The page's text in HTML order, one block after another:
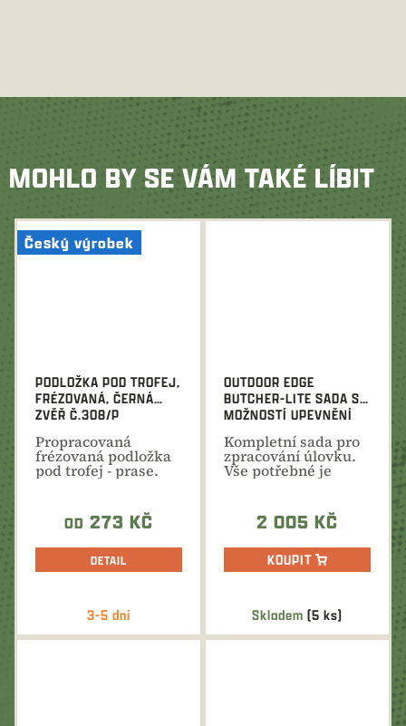
MOHLO BY SE VÁM TAKÉ LÍBIT
Český výrobek
3-5 dní
PODLOŽKA POD TROFEJ,
FRÉZOVANÁ, ČERNÁ
ZVĚŘ Č.308/P
Propracovaná
frézovaná podložka
pod trofej - prase.
Plechové krytí
OD 273 KČ
DETAIL
Skladem (5 ks)
OUTDOOR EDGE
BUTCHER-LITE SADA S
MOŽNOSTÍ UPEVNĚNÍ
Kompletní sada pro
zpracování úlovku.
Vše potřebné je
přehledně uloženo
2 005 KČ
KOUPIT